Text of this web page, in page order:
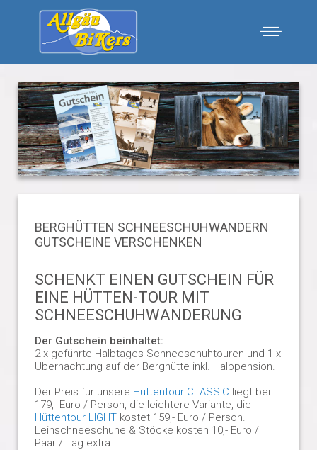
BERGHÜTTEN SCHNEESCHUHWANDERN
GUTSCHEINE VERSCHENKEN
SCHENKT EINEN GUTSCHEIN FÜR
EINE HÜTTEN-TOUR MIT
SCHNEESCHUHWANDERUNG
Der Gutschein beinhaltet:
2 x geführte Halbtages-Schneeschuhtouren und 1 x
Übernachtung auf der Berghütte inkl. Halbpension.
Der Preis für unsere Hüttentour CLASSIC liegt bei
179,- Euro / Person, die leichtere Variante, die
Hüttentour LIGHT kostet 159,- Euro / Person.
Leihschneeschuhe & Stöcke kosten 10,- Euro /
Paar / Tag extra.